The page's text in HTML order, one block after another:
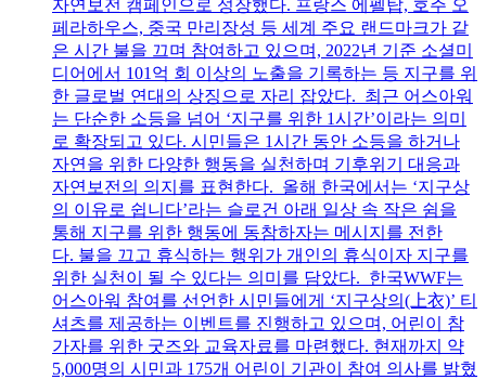
자연보전 캠페인으로 성장했다. 프랑스 에펠탑, 호주 오
페라하우스, 중국 만리장성 등 세계 주요 랜드마크가 같
은 시간 불을 끄며 참여하고 있으며, 2022년 기준 소셜미
디어에서 101억 회 이상의 노출을 기록하는 등 지구를 위
한 글로벌 연대의 상징으로 자리 잡았다. 최근 어스아워
는 단순한 소등을 넘어 ‘지구를 위한 1시간’이라는 의미
로 확장되고 있다. 시민들은 1시간 동안 소등을 하거나
자연을 위한 다양한 행동을 실천하며 기후위기 대응과
자연보전의 의지를 표현한다. 올해 한국에서는 ‘지구상
의 이유로 쉽니다’라는 슬로건 아래 일상 속 작은 쉼을
통해 지구를 위한 행동에 동참하자는 메시지를 전한
다. 불을 끄고 휴식하는 행위가 개인의 휴식이자 지구를
위한 실천이 될 수 있다는 의미를 담았다. 한국WWF는
어스아워 참여를 선언한 시민들에게 ‘지구상의(上衣)’ 티
셔츠를 제공하는 이벤트를 진행하고 있으며, 어린이 참
가자를 위한 굿즈와 교육자료를 마련했다. 현재까지 약
5,000명의 시민과 175개 어린이 기관이 참여 의사를 밝혔